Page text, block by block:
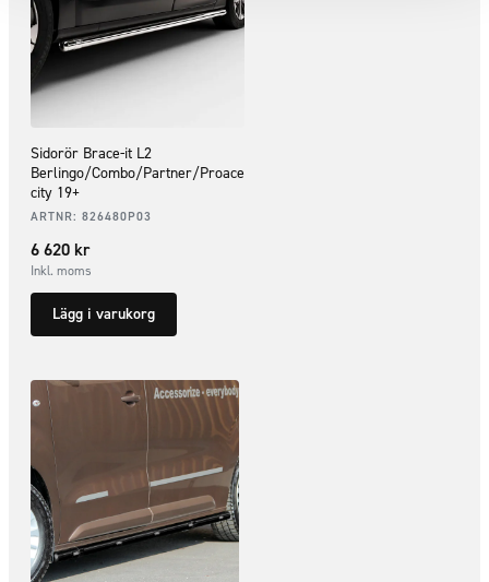
Sidorör Brace-it L2
Berlingo/Combo/Partner/Proace
city 19+
ARTNR: 826480P03
6 620 kr
Inkl. moms
Lägg i varukorg